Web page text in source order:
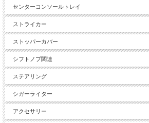
センターコンソールトレイ
ストライカー
ストッパーカバー
シフトノブ関連
ステアリング
シガーライター
アクセサリー